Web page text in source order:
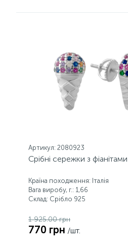
Артикул: 2080923
Срібні сережки з фіанітами
Країна походження: Італія
Вага виробу, г.: 1,66
Склад: Срібло 925
1 925.00 грн
770 грн /шт.